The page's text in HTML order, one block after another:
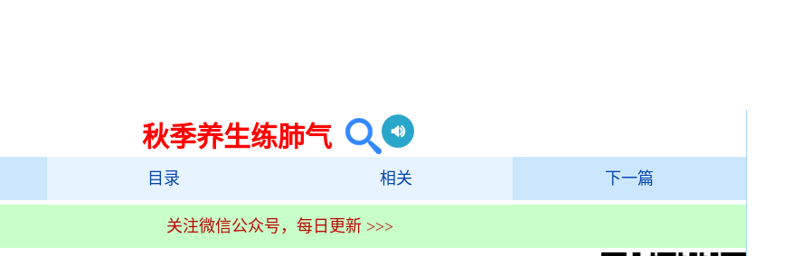
秋季养生练肺气
目录 相关 下一篇
关注微信公众号，每日更新 >>>